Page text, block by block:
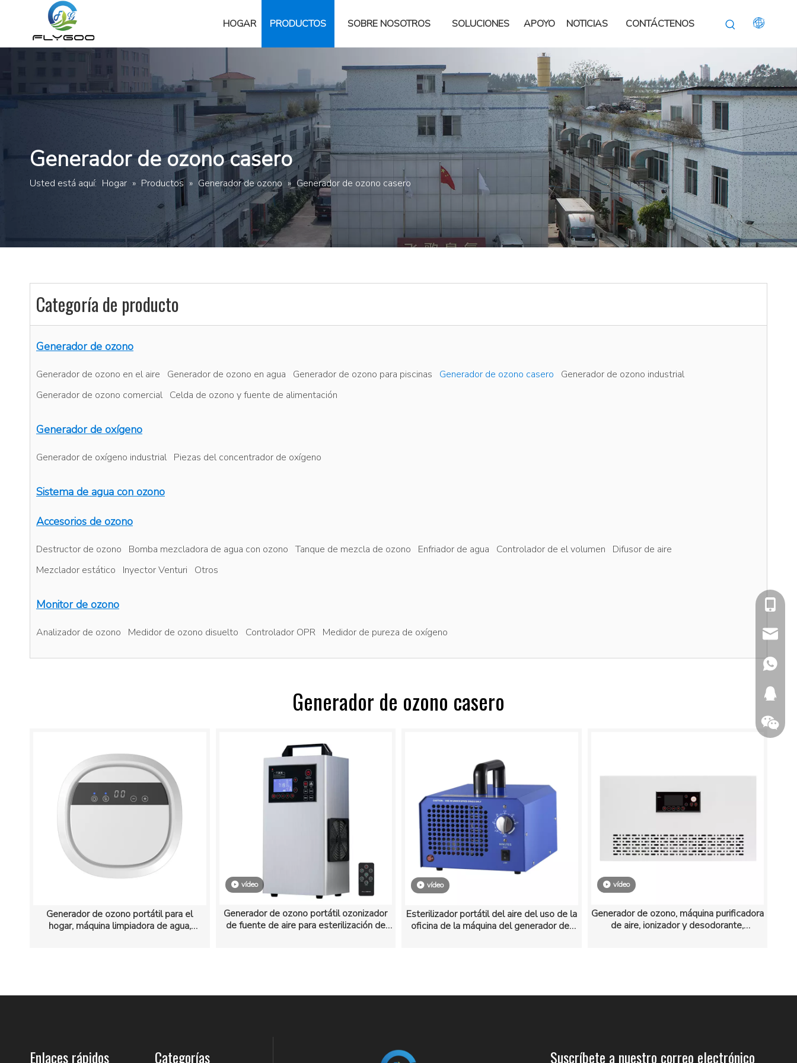
HOGAR PRODUCTOS SOBRE NOSOTROS SOLUCIONES APOYO NOTICIAS CONTÁCTENOS
Generador de ozono casero
Usted está aquí: Hogar » Productos » Generador de ozono » Generador de ozono casero
Categoría de producto
Generador de ozono
Generador de ozono en el aire Generador de ozono en agua Generador de ozono para piscinas Generador de ozono casero
Generador de ozono industrial
Generador de ozono comercial Celda de ozono y fuente de alimentación
Generador de oxígeno
Generador de oxígeno industrial Piezas del concentrador de oxígeno
Sistema de agua con ozono
Accesorios de ozono
Destructor de ozono Bomba mezcladora de agua con ozono Tanque de mezcla de ozono Enfriador de agua Controlador de el volumen
Difusor de aire
Mezclador estático
Inyector Venturi Otros
Monitor de ozono
Analizador de ozono Medidor de ozono disuelto Controlador OPR Medidor de pureza de oxígeno
Generador de ozono casero
Generador de ozono portátil para el
hogar, máquina limpiadora de agua,
vídeo
Generador de ozono portátil ozonizador
de fuente de aire para esterilización de
vídeo
Esterilizador portátil del aire del uso de la
oficina de la máquina del generador del
vídeo
Generador de ozono, máquina purificadora
de aire, ionizador y desodorante,
+86-
Enlaces rápidos Categorías Suscríbete a nuestro correo electrónico